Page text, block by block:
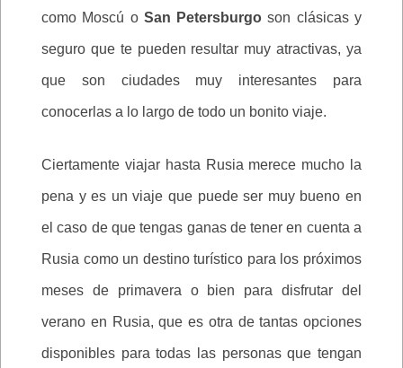
como Moscú o San Petersburgo son clásicas y
seguro que te pueden resultar muy atractivas, ya
que son ciudades muy interesantes para
conocerlas a lo largo de todo un bonito viaje.
Ciertamente viajar hasta Rusia merece mucho la
pena y es un viaje que puede ser muy bueno en
el caso de que tengas ganas de tener en cuenta a
Rusia como un destino turístico para los próximos
meses de primavera o bien para disfrutar del
verano en Rusia, que es otra de tantas opciones
disponibles para todas las personas que tengan